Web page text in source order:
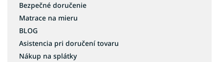
Bezpečné doručenie
Matrace na mieru
BLOG
Asistencia pri doručení tovaru
Nákup na splátky